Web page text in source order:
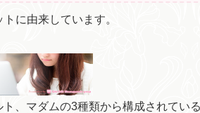
に由来しています。
、マダムの3種類から構成されてい